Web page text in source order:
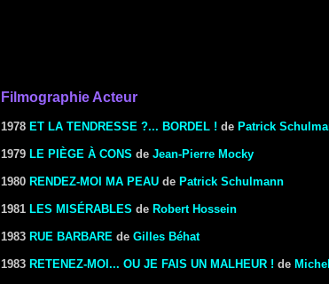
Filmographie Acteur
1978 ET LA TENDRESSE ?... BORDEL ! de Patrick
1979 LE PIÈGE À CONS de Jean-Pierre Mocky
1980 RENDEZ-MOI MA PEAU de Patrick Schulmann
1981 LES MISÉRABLES de Robert Hossein
1983 RUE BARBARE de Gilles Béhat
1983 RETENEZ-MOI... OU JE FAIS UN MALHEUR ! de